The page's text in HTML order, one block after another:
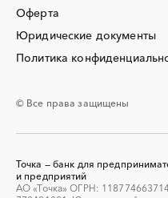
Аренда автобусов
Аренда погрузчика
Аренда спецтехники с
свай
Аудиоролики
Аутсорсинг
Оферта
Юридические документы
Политика
© Все права защищены
Точка — банк для
и предприятий
АО «Точка» ОГРН: